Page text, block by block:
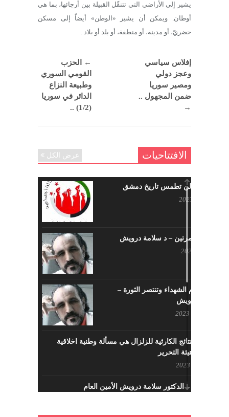
يشير إلى الأراضي التي تتنقّل القبيلة بين أرجائها، بما هي
أوطان. ويمكن أن يشير «الوطن» أيضاً إلى مسكن
حضريّ، أو مدينة، أو منطقة، أو بلد أو بلاد .
←
الحزب
القومي السوري
وطبيعة النزاع
الدائر في سوريا
(1/2) ..
إفلاس سياسي
وعجز دولي
ومصير سوريا
ضمن المجهول ..
→
الافتتاحيات عرض الكل
حرائقكم لن تطمس تاريخ دمشق
لا تقتلونا مرتين – د سلامة درويش
سيزهر دم الشهداء وتنتصر الثورة –
سلامة درويش
معالجة النتائج الكارثية للزلزال هي مسألة وطنية اخلاقية
بإمتياز – هيئة التحرير
الافتتاحية – الدكتور سلامة درويش الأمين العام